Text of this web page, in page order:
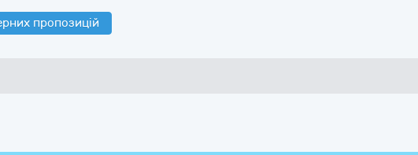
пропозицій